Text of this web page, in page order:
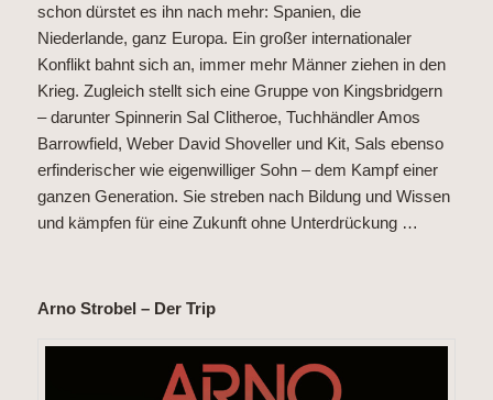
schon dürstet es ihn nach mehr: Spanien, die
Niederlande, ganz Europa. Ein großer internationaler
Konflikt bahnt sich an, immer mehr Männer ziehen in den
Krieg. Zugleich stellt sich eine Gruppe von Kingsbridgern
– darunter Spinnerin Sal Clitheroe, Tuchhändler Amos
Barrowfield, Weber David Shoveller und Kit, Sals ebenso
erfinderischer wie eigenwilliger Sohn – dem Kampf einer
ganzen Generation. Sie streben nach Bildung und Wissen
und kämpfen für eine Zukunft ohne Unterdrückung …
Arno Strobel – Der Trip